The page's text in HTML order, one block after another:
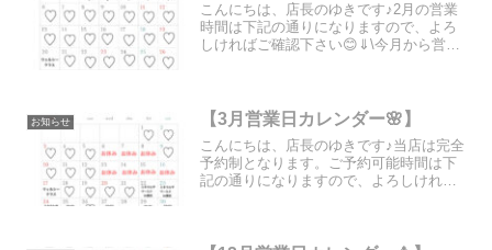
こんにちは、店長のゆきです♪2月の営業
時間は下記の通りになりますので、よろ
しければご確認下さい😊⇓\今月から営業
に触れたい方は今の...
お知らせ 【3月営業日カレンダー🌸】
こんにちは、店長のゆきです♪当店は完全
予約制となります。ご予約可能時間は下
記の通りになりますので、よろしければ